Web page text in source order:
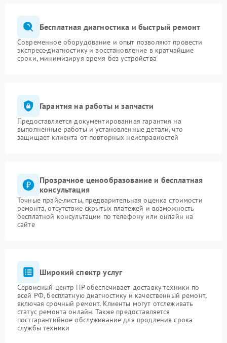
Бесплатная диагностика и быстрый ремонт
Современное оборудование и опыт позволяют провести
экспресс-диагностику и восстановление в кратчайшие
сроки, минимизируя время без устройства
Гарантия на работы и запчасти
Предоставляется документированная гарантия на
выполненные работы и установленные детали, что
защищает клиента от повторных неисправностей
Прозрачное ценообразование и бесплатная
консультация
Точные прайс-листы, предварительная оценка стоимости
ремонта, отсутствие скрытых платежей и возможность
бесплатной консультации по телефону или онлайн на
сайте
Широкий спектр услуг
Сервисный центр HP обеспечивает доставку техники по
всей РФ, бесплатную диагностику и качественный ремонт,
включая срочный ремонт. Клиенты могут отслеживать
статус ремонта онлайн. Также предоставляется
постгарантийное обслуживание для продления срока
службы техники